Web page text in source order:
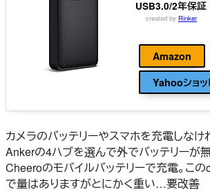
USB3.0/2年保証
created by Rinker
Amazon
Yahooショ
カメラのバッテリーやスマホを充電しな
Ankerの4ハブを選んで外でバッテリーが
Cheeroのモバイルバッテリーで充電。こ
で量はありますがとにかく重い…要改善